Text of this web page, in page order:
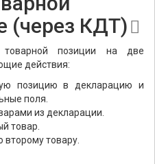
(через КДТ)
позиции на две
действия:
позицию в декларацию и
поля.
из декларации.
товар.
второму товару.